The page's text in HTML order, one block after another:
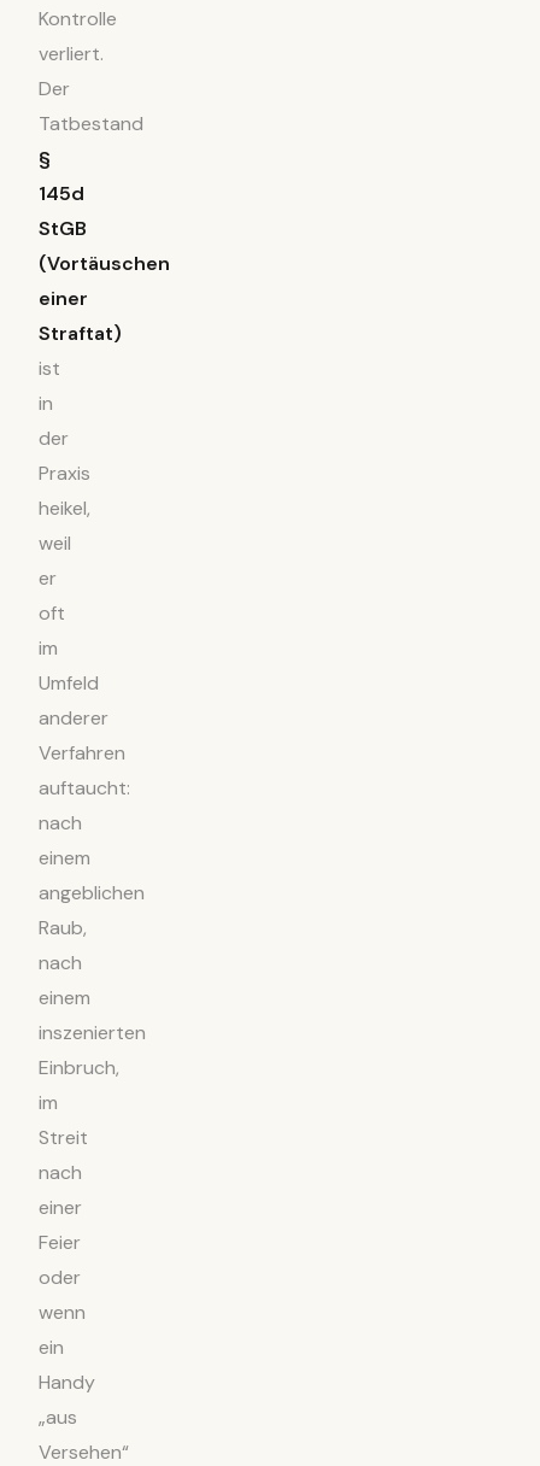
Kontrolle
verliert.
Der
Tatbestand
§
145d
StGB
(Vortäuschen
einer
Straftat)
ist
in
der
Praxis
heikel,
weil
er
oft
im
Umfeld
anderer
Verfahren
auftaucht:
nach
einem
angeblichen
Raub,
nach
einem
inszenierten
Einbruch,
im
Streit
nach
einer
Feier
oder
wenn
ein
Handy
„aus
Versehen“